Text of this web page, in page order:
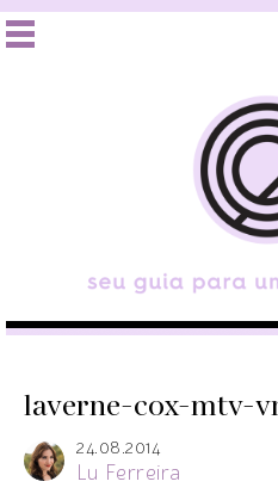
laverne-cox-mtv-
24.08.2014
Lu Ferreira